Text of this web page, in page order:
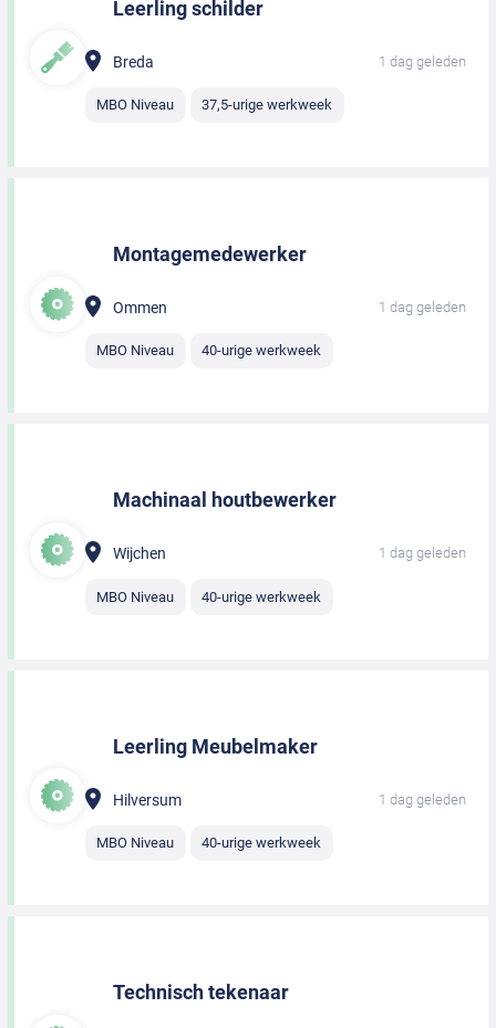
Leerling schilder
Breda 1 dag geleden
MBO Niveau 37,5-urige werkweek
Montagemedewerker
Ommen 1 dag geleden
MBO Niveau 40-urige werkweek
Machinaal houtbewerker
Wijchen 1 dag geleden
MBO Niveau 40-urige werkweek
Leerling Meubelmaker
Hilversum 1 dag geleden
MBO Niveau 40-urige werkweek
Technisch tekenaar